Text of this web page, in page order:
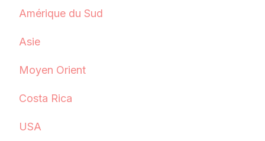
Amérique du Sud
Asie
Moyen Orient
Costa Rica
USA